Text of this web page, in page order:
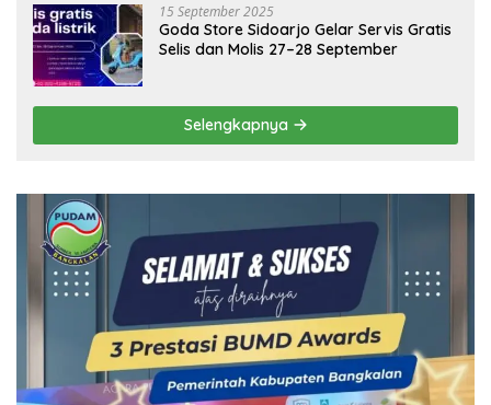
15 September 2025
Goda Store Sidoarjo Gelar Servis Gratis
Selis dan Molis 27–28 September
Selengkapnya